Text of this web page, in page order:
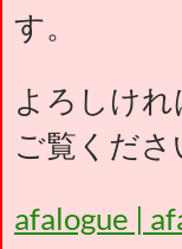
プす。
よろしけ
ご覧くださ
afalogue |